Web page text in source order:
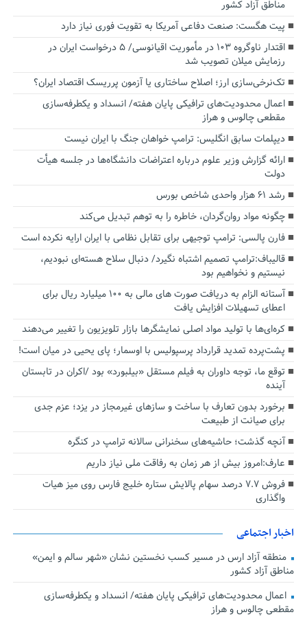
مناطق آزاد کشور
پیت هگست: صنعت دفاعی آمریکا به تقویت فوری نیاز دارد
اقتدار ناوگروه ۱۰۳ در مأموریت‌ اقیانوسی/ ۵ درخواست ایران در
رزمایش میلان تصویب شد
تک‌نرخی‌سازی ارز؛ اصلاح ساختاری یا آزمون پرریسک اقتصاد ایران؟
اعمال محدودیت‌های ترافیکی پایان هفته/ انسداد و یکطرفه‌سازی
مقطعی چالوس و هراز
دیپلمات سابق انگلیس:‌ ترامپ خواهان جنگ با ایران نیست
ارائه گزارش وزیر علوم درباره اعتراضات دانشگاه‌ها در جلسه هیأت
دولت
رشد ۶۱ هزار واحدی شاخص بورس
چگونه مواد روان‌گردان، خاطره را به توهم تبدیل می‌کند
فارن پالسی: ترامپ توجیهی برای تقابل نظامی با ایران ارایه نکرده است
قالیباف:ترامپ تصمیم اشتباه نگیرد/ دنبال سلاح هسته‌ای نبودیم،
نیستیم و نخواهیم بود
آستانه الزام به دریافت صورت های مالی به ۱۰۰ میلیارد ریال برای
اعطای تسهیلات افزایش یافت
کره‌ای‌ها با تولید مواد اصلی نمایشگرها بازار تلویزیون را تغییر می‌دهند
پشت‌پرده تمدید قرارداد پرسپولیس با اوسمار؛ پای یحیی در میان است!
توقع ما، توجه داوران به فیلم مستقل «بیلبورد» بود /اکران در تابستان
آینده
برخورد بدون تعارف با ساخت‌ و سازهای غیرمجاز در یزد؛ عزم جدی
برای صیانت از طبیعت
آنچه گذشت؛ حاشیه‌های سخنرانی سالانه ترامپ در کنگره
عارف:امروز بیش از هر زمان به رفاقت ملی نیاز داریم
فروش ۷.۷ درصد سهام پالایش ستاره خلیج فارس روی میز هیات
واگذاری
اخبار اجتماعی
منطقه آزاد ارس در مسیر کسب نخستین نشان «شهر سالم و ایمن»
مناطق آزاد کشور
اعمال محدودیت‌های ترافیکی پایان هفته/ انسداد و یکطرفه‌سازی
مقطعی چالوس و هراز